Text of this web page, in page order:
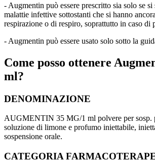
- Augmentin può essere prescritto sia solo se
malattie infettive sottostanti che si hanno
respirazione o di respiro, soprattutto in caso di
- Augmentin può essere usato solo sotto la
Come posso ottenere
ml?
DENOMINAZIONE
AUGMENTIN 35 MG/1 ml polvere per sosp.
soluzione di limone e profumo iniettabile,
sospensione orale.
CATEGORIA